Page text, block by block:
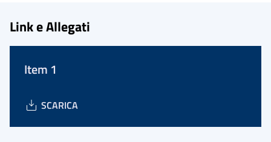
Link e Allegati
Item 1
SCARICA